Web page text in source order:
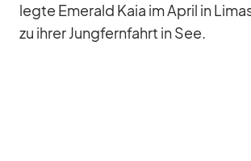
legte Emer­ald Kaia im April in
zu ih­rer Jung­fern­fahrt in See.